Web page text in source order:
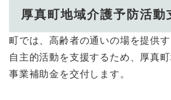
厚真町地域介護予防活動
町では、高齢者の通いの場を提供
自主的活動を支援するため、厚真
事業補助金を交付します。